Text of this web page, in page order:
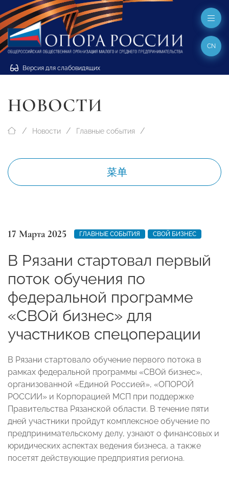
Версия для слабовидящих
CN
НОВОСТИ
Новости Главные события
菜单
17 Марта 2025 ГЛАВНЫЕ СОБЫТИЯ СВОЙ БИЗНЕС
В Рязани стартовал первый
поток обучения по
федеральной программе
«СВОй бизнес» для
участников спецоперации
В Рязани стартовало обучение первого потока в
рамках федеральной программы «СВОй бизнес»,
организованной «Единой Россией», «ОПОРОЙ
РОССИИ» и Корпорацией МСП при поддержке
Правительства Рязанской области. В течение пяти
дней участники пройдут комплексное обучение по
предпринимательскому делу, узнают о финансовых и
юридических аспектах ведения бизнеса, а также
посетят действующие предприятия региона.